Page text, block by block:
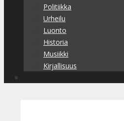
Politiikka
Urheilu
Luonto
Historia
Musiikki
Kirjallisuus